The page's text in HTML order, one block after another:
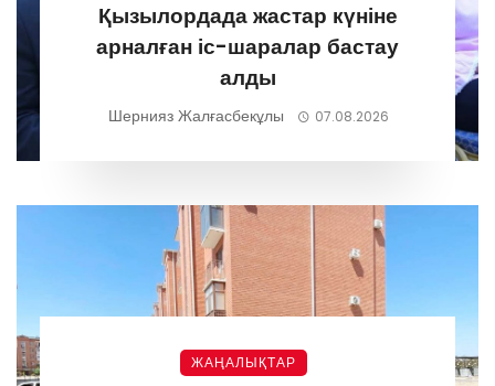
Қызылордада жастар күніне
арналған іс-шаралар бастау
алды
Шернияз Жалғасбекұлы 07.08.2026
ЖАҢАЛЫҚТАР